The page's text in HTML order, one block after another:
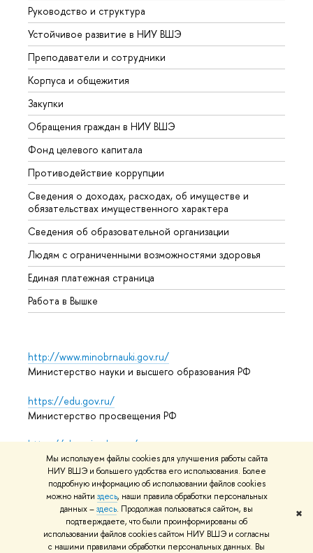
Мы используем файлы cookies для улучшения работы сайта
НИУ ВШЭ и большего удобства его использования. Более
подробную информацию об использовании файлов cookies
можно найти здесь, наши правила обработки персональных
данных –здесь. Продолжая пользоваться сайтом, вы
подтверждаете, что были проинформированы об
использовании файлов cookies сайтом НИУ ВШЭ и согласны
с нашими правилами обработки персональных данных. Вы
✖
Руководство и структура
Устойчивое развитие в НИУ ВШЭ
Преподаватели и сотрудники
Корпуса и общежития
Закупки
Обращения граждан в НИУ ВШЭ
Фонд целевого капитала
Противодействие коррупции
Сведения о доходах, расходах, об имуществе и
обязательствах имущественного характера
Сведения об образовательной организации
Людям с ограниченными возможностями здоровья
Единая платежная страница
Работа в Вышке
http://www.minobrnauki.gov.ru/
Министерство науки и высшего образования РФ
https://edu.gov.ru/
Министерство просвещения РФ
https://elearning.hse.ru/mooc
Массовые открытые онлайн-курсы
© НИУ ВШЭ 1993–2026 Адреса и контактыУсловия
использования материаловПолитика конфиденциальности
Карта сайта